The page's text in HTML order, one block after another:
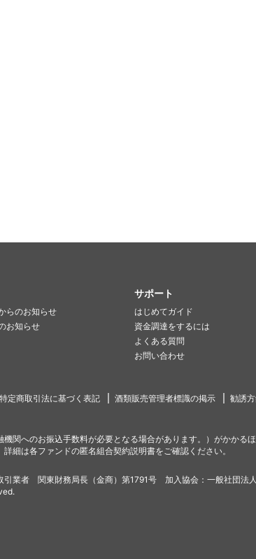
らのお知らせ
お知らせ
サポート
はじめてガイド
資金調達をするには
よくある質問
お問い合わせ
特定商取引法に基づく表記 酒類販売管理者標識の掲示 勧誘
関へのお振込手数料が必要となる場合があります。）がかかる
細は各ファンドの匿名組合契約説明書をご確認ください。
業者 関東財務局長（金商）第1791号 加入協会：一般社団法